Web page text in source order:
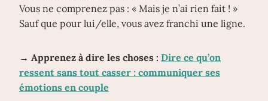
Vous ne comprenez pas : « Mais je n’ai rien fait ! »
Sauf que pour lui/elle, vous avez franchi une ligne.
→ Apprenez à dire les choses : Dire ce qu’on
ressent sans tout casser : communiquer ses
émotions en couple